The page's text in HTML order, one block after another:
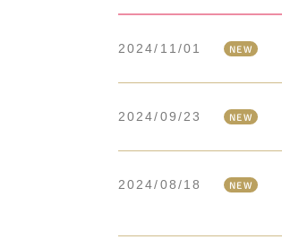
2024/11/01 NEW
2024/09/23 NEW
2024/08/18 NEW